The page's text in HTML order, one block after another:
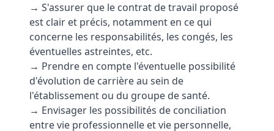
→ S'assurer que le contrat de travail proposé
est clair et précis, notamment en ce qui
concerne les responsabilités, les congés, les
éventuelles astreintes, etc.
→ Prendre en compte l'éventuelle possibilité
d'évolution de carrière au sein de
l'établissement ou du groupe de santé.
→ Envisager les possibilités de conciliation
entre vie professionnelle et vie personnelle,